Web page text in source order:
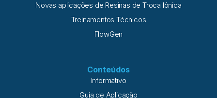
Novas aplicações de Resinas de Troca Iônica
Treinamentos Técnicos
FlowGen
Conteúdos
Informativo
Guia de Aplicação